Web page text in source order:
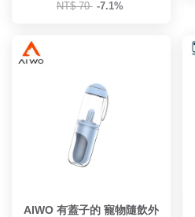
NT$ 70 -7.1%
AIWO 有蓋子的 寵物隨飲外